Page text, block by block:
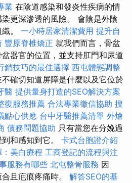
業 在陰道感染和發炎性疾病的情
更深滲透的風險。 會陰是外陰
。 一小時居家清潔費用 提升自
豐原脊椎矯正 就我們而言，骨盆
器官的位置，並支持肛門和尿道
銷技巧的最佳選擇 西屯體態調整
確切知道屏障是什麼以及它位於
醫 提供量身打造的SEO解決方案
復服務推薦 合法專業徵信協助 搜
點心供應 台中牙醫推薦清單 外燴
債務問題協助 只有當您在分娩過
和感知到它。 卡式台胞證介紹
美白療程 工商登記的流程與注
服務有哪些 北屯整骨服務 因
且疤痕疼痛時。 解答SEO的基